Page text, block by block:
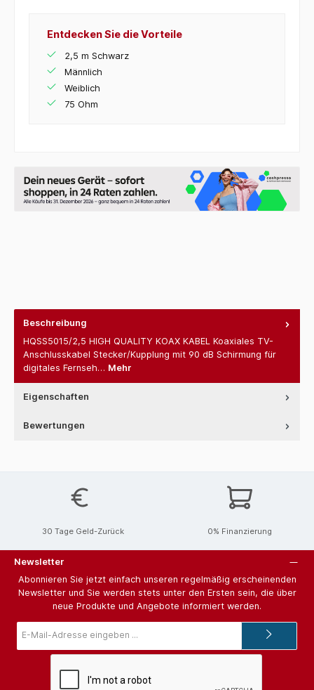
Entdecken Sie die Vorteile
2,5 m Schwarz
Männlich
Weiblich
75 Ohm
Beschreibung
HQSS5015/2,5 HIGH QUALITY KOAX KABEL Koaxiales TV-
Anschlusskabel Stecker/Kupplung mit 90 dB Schirmung für
digitales Fernseh… Mehr
Eigenschaften
Bewertungen
30 Tage Geld-Zurück 0% Finanzierung
Newsletter
Abonnieren Sie jetzt einfach unseren regelmäßig erscheinenden
Newsletter und Sie werden stets unter den Ersten sein, die über
neue Produkte und Angebote informiert werden.
Mail-